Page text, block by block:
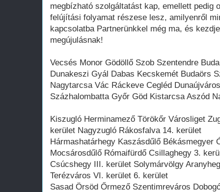
megbízható szolgáltatást kap, emellett pedig
felújítási folyamat részese lesz, amilyenről
kapcsolatba Partnerünkkel még ma, és
megújulásnak!
Vecsés Monor Gödöllő Szob Szentendre
Dunakeszi Gyál Dabas Kecskemét Budaörs
Nagytarcsa Vác Ráckeve Cegléd
Százhalombatta Győr Göd Kistarcsa Aszód
Kiszugló Herminamező Törökőr Városliget
kerület Nagyzugló Rákosfalva 14. kerület
Hármashatárhegy Kaszásdűlő Békásmegyer
Mocsárosdűlő Rómaifürdő Csillaghegy 3.
Csúcshegy III. kerület Solymárvölgy
Terézváros VI. kerület 6. kerület
Sasad Örsöd Őrmező Szentimreváros